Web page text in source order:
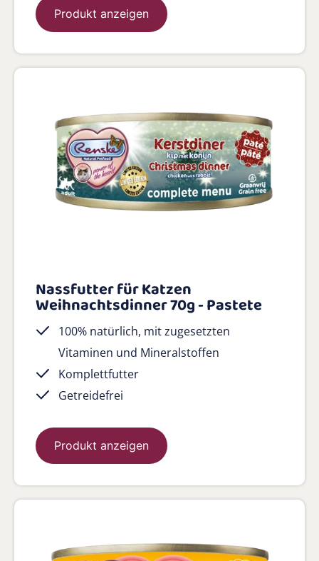
Produkt anzeigen
Nassfutter für Katzen
Weihnachtsdinner 70g - Pastete
100% natürlich, mit zugesetzten
Vitaminen und Mineralstoffen
Komplettfutter
Getreidefrei
Produkt anzeigen